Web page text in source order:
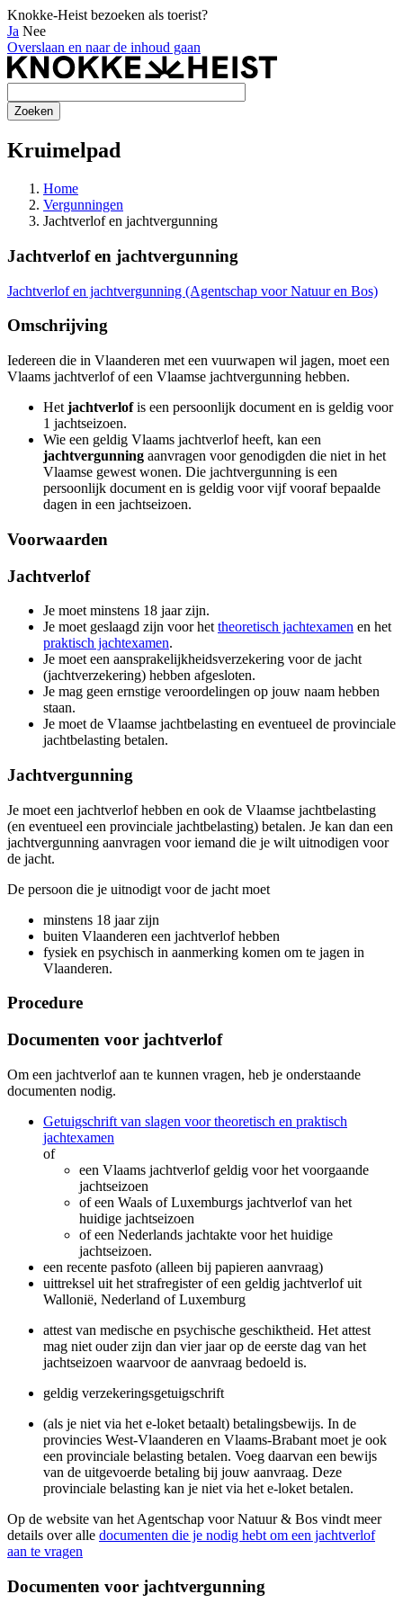
Knokke-Heist bezoeken als toerist?
Ja Nee
Overslaan en naar de inhoud gaan
Kruimelpad
Home
Vergunningen
Jachtverlof en jachtvergunning
Jachtverlof en jachtvergunning
Jachtverlof en jachtvergunning (Agentschap voor Natuur en Bos)
Omschrijving
Iedereen die in Vlaanderen met een vuurwapen wil jagen, moet een
Vlaams jachtverlof of een Vlaamse jachtvergunning hebben.
Het jachtverlofis een persoonlijk document en is geldig voor
1 jachtseizoen.
Wie een geldig Vlaams jachtverlof heeft, kan een
jachtvergunning aanvragen voor genodigden die niet in het
Vlaamse gewest wonen. Die jachtvergunning is een
persoonlijk document en is geldig voor vijf vooraf bepaalde
dagen in een jachtseizoen.
Voorwaarden
Jachtverlof
Je moet minstens 18 jaar zijn.
Je moet geslaagd zijn voor het theoretisch jachtexamen en het
praktisch jachtexamen.
Je moet een aansprakelijkheidsverzekering voor de jacht
(jachtverzekering) hebben afgesloten.
Je mag geen ernstige veroordelingen op jouw naam hebben
staan.
Je moet de Vlaamse jachtbelasting en eventueel de provinciale
jachtbelasting betalen.
Jachtvergunning
Je moet een jachtverlof hebben en ook de Vlaamse jachtbelasting
(en eventueel een provinciale jachtbelasting) betalen. Je kan dan een
jachtvergunning aanvragen voor iemand die je wilt uitnodigen voor
de jacht.
De persoon die je uitnodigt voor de jacht moet
minstens 18 jaar zijn
buiten Vlaanderen een jachtverlof hebben
fysiek en psychisch in aanmerking komen om te jagen in
Vlaanderen.
Procedure
Documenten voor jachtverlof
Om een jachtverlof aan te kunnen vragen, heb je onderstaande
documenten nodig.
Getuigschrift van slagen voor theoretisch en praktisch
jachtexamen
of
een Vlaams jachtverlof geldig voor het voorgaande
jachtseizoen
of een Waals of Luxemburgs jachtverlof van het
huidige jachtseizoen
of een Nederlands jachtakte voor het huidige
jachtseizoen.
een recente pasfoto (alleen bij papieren aanvraag)
uittreksel uit het strafregister of een geldig jachtverlof uit
Wallonië, Nederland of Luxemburg
attest van medische en psychische geschiktheid. Het attest
mag niet ouder zijn dan vier jaar op de eerste dag van het
jachtseizoen waarvoor de aanvraag bedoeld is.
geldig verzekeringsgetuigschrift
(als je niet via het e-loket betaalt) betalingsbewijs. In de
provincies West-Vlaanderen en Vlaams-Brabant moet je ook
een provinciale belasting betalen. Voeg daarvan een bewijs
van de uitgevoerde betaling bij jouw aanvraag. Deze
provinciale belasting kan je niet via het e-loket betalen.
Op de website van het Agentschap voor Natuur & Bos vindt meer
details over alle documenten die je nodig hebt om een jachtverlof
aan te vragen
Documenten voor jachtvergunning